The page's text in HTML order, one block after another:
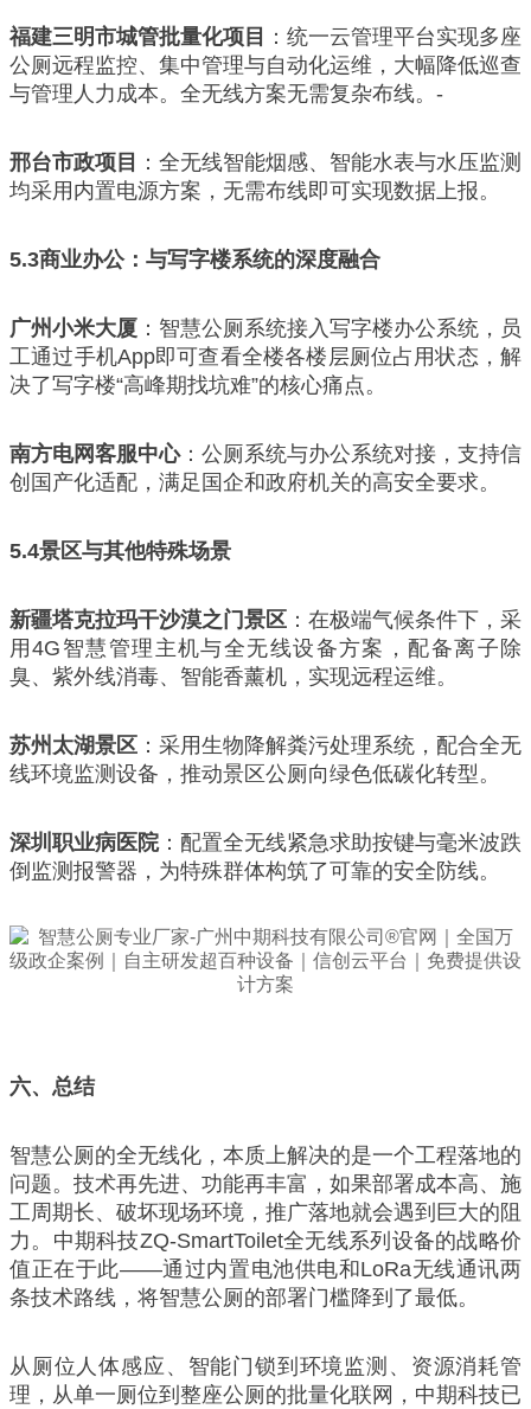
福建三明市城管批量化项目
：统一云管理平台实现多座
公厕远程监控、集中管理与自动化运维，大幅降低巡查
与管理人力成本。全无线方案无需复杂布线。-
邢台市政项目
：全无线智能烟感、智能水表与水压监测
均采用内置电源方案，无需布线即可实现数据上报。
5.3商业办公：与写字楼系统的深度融合
广州小米大厦 ：智慧公厕系统接入写字楼办公系统，员
工通过手机App即可查看全楼各楼层厕位占用状态，解
决了写字楼“高峰期找坑难”的核心痛点。
南方电网客服中心：公厕系统与办公系统对接，支持信
创国产化适配，满足国企和政府机关的高安全要求。
5.4景区与其他特殊场景
新疆塔克拉玛干沙漠之门景区 ：在极端气候条件下，采
用4G智慧管理主机与全无线设备方案，配备离子除
臭、紫外线消毒、智能香薰机，实现远程运维。
苏州太湖景区 ：采用生物降解粪污处理系统，配合全无
线环境监测设备，推动景区公厕向绿色低碳化转型。
深圳职业病医院：配置全无线紧急求助按键与毫米波跌
倒监测报警器，为特殊群体构筑了可靠的安全防线。
六、总结
智慧公厕的全无线化，本质上解决的是一个工程落地的
问题。技术再先进、功能再丰富，如果部署成本高、施
工周期长、破坏现场环境，推广落地就会遇到巨大的阻
力。中期科技ZQ-SmartToilet全无线系列设备的战略价
值正在于此——通过内置电池供电和LoRa无线通讯两
条技术路线，将智慧公厕的部署门槛降到了最低。
从厕位人体感应、智能门锁到环境监测、资源消耗管
理，从单一厕位到整座公厕的批量化联网，中期科技已